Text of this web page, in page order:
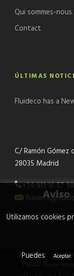
Qui sommes-nous
Contact
ÚLTIMAS
Fluideco has a
C/ Ramón Gómez
28035 Madrid
+34 913 16 57 58
FLUID
Aviso
Utilizamos cookies
Puedes Aceptar